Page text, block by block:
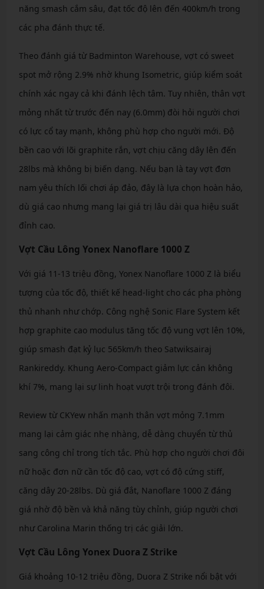
năng smash cắm sâu, đạt tốc độ lên đến 400km/h trong
các pha đánh thực tế.
Theo đánh giá từ Badminton Warehouse, vợt có sweet
spot mở rộng 2.9% nhờ khung Isometric, giúp kiểm soát
chính xác ngay cả khi đánh lệch tâm. Tuy nhiên, thân vợt
mỏng nhất từ trước đến nay (6.0mm) đòi hỏi người chơi
có lực cổ tay mạnh, không phù hợp cho người mới. Độ
bền cao với lõi graphite rắn, vợt chịu căng dây lên đến
28lbs mà không bị biến dạng. Nếu bạn là tay vợt đơn
nam yêu thích lối chơi áp đảo, đây là lựa chọn hoàn hảo,
dù giá cao nhưng mang lại giá trị lâu dài qua hiệu suất
đỉnh cao.
Vợt Cầu Lông Yonex Nanoflare 1000 Z
Với giá 11-13 triệu đồng, Yonex Nanoflare 1000 Z là biểu
tượng của tốc độ, thiết kế head-light cho các pha phòng
thủ nhanh như chớp. Công nghệ Sonic Flare System kết
hợp graphite cao modulus tăng tốc độ vung vợt lên 10%,
giúp smash đạt kỷ lục 565km/h theo Satwiksairaj
Rankireddy. Khung Aero-Compact giảm lực cản không
khí 7%, mang lại sự linh hoạt vượt trội trong đánh đôi.
Review từ CKYew nhấn mạnh thân vợt mỏng 7.1mm
mang lại cảm giác nhẹ nhàng, dễ dàng chuyển từ thủ
sang công chỉ trong tích tắc. Phù hợp cho người chơi đôi
nữ hoặc đơn nữ cần tốc độ cao, vợt có độ cứng stiff,
căng dây 20-28lbs. Dù giá đắt, Nanoflare 1000 Z đáng
giá nhờ độ bền và khả năng tùy chỉnh, giúp người chơi
như Carolina Marin thống trị các giải lớn.
Vợt Cầu Lông Yonex Duora Z Strike
Giá khoảng 10-12 triệu đồng, Duora Z Strike nổi bật với